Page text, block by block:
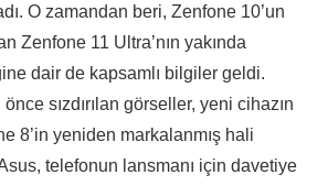
O zamandan beri, Zenfone 10’un
Zenfone 11 Ultra’nın yakında
dair de kapsamlı bilgiler geldi.
sızdırılan görseller, yeni cihazın
8’in yeniden markalanmış hali
telefonun lansmanı için davetiye